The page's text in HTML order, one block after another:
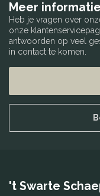
Meer informatie
Heb je vragen over
onze
antwoorden op veel
in contact te komen.
't Swarte